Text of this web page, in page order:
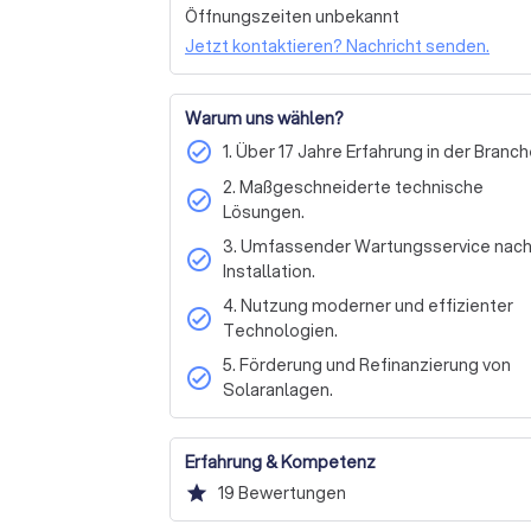
verwirklichen.
Öffnungszeiten unbekannt
Jetzt kontaktieren? Nachricht senden.
Warum uns wählen?
check_circle 1. Über 17 Jahre Erfahrung in der
check_circle 2. Maßgeschneiderte technische
Lösungen.
check_circle 3. Umfassender Wartungsservice nach
Installation.
check_circle 4. Nutzung moderner und effizienter
Technologien.
check_circle 5. Förderung und Refinanzierung von
Solaranlagen.
Erfahrung & Kompetenz
star 19 Bewertungen